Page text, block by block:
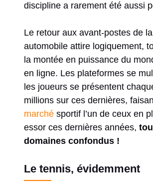
discipline a rarement été aussi
Le retour aux avant-postes de
automobile attire logiquement,
la montée en puissance du
en ligne. Les plateformes se
les joueurs se présentent
millions sur ces dernières,
marché sportif l’un de ceux en
essor ces dernières années,
domaines confondus !
Le tennis, évidemment